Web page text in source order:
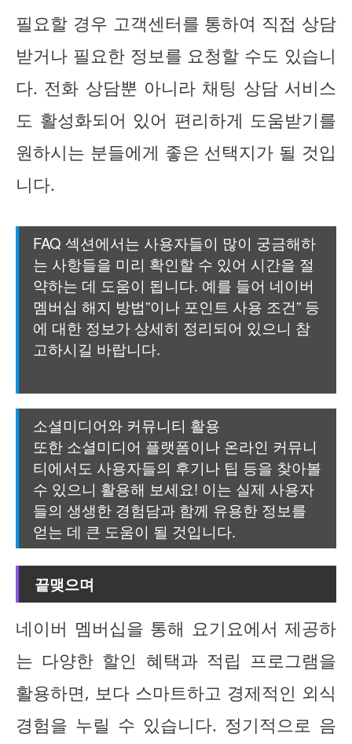
필요할 경우 고객센터를 통하여 직접 상담
받거나 필요한 정보를 요청할 수도 있습니
다. 전화 상담뿐 아니라 채팅 상담 서비스
도 활성화되어 있어 편리하게 도움받기를
원하시는 분들에게 좋은 선택지가 될 것입
니다.
FAQ 섹션에서는 사용자들이 많이 궁금해하
는 사항들을 미리 확인할 수 있어 시간을 절
약하는 데 도움이 됩니다. 예를 들어 네이버
멤버십 해지 방법”이나 포인트 사용 조건” 등
에 대한 정보가 상세히 정리되어 있으니 참
고하시길 바랍니다.
소셜미디어와 커뮤니티 활용
또한 소셜미디어 플랫폼이나 온라인 커뮤니
티에서도 사용자들의 후기나 팁 등을 찾아볼
수 있으니 활용해 보세요! 이는 실제 사용자
들의 생생한 경험담과 함께 유용한 정보를
얻는 데 큰 도움이 될 것입니다.
끝맺으며
네이버 멤버십을 통해 요기요에서 제공하
는 다양한 할인 혜택과 적립 프로그램을
활용하면, 보다 스마트하고 경제적인 외식
경험을 누릴 수 있습니다. 정기적으로 음